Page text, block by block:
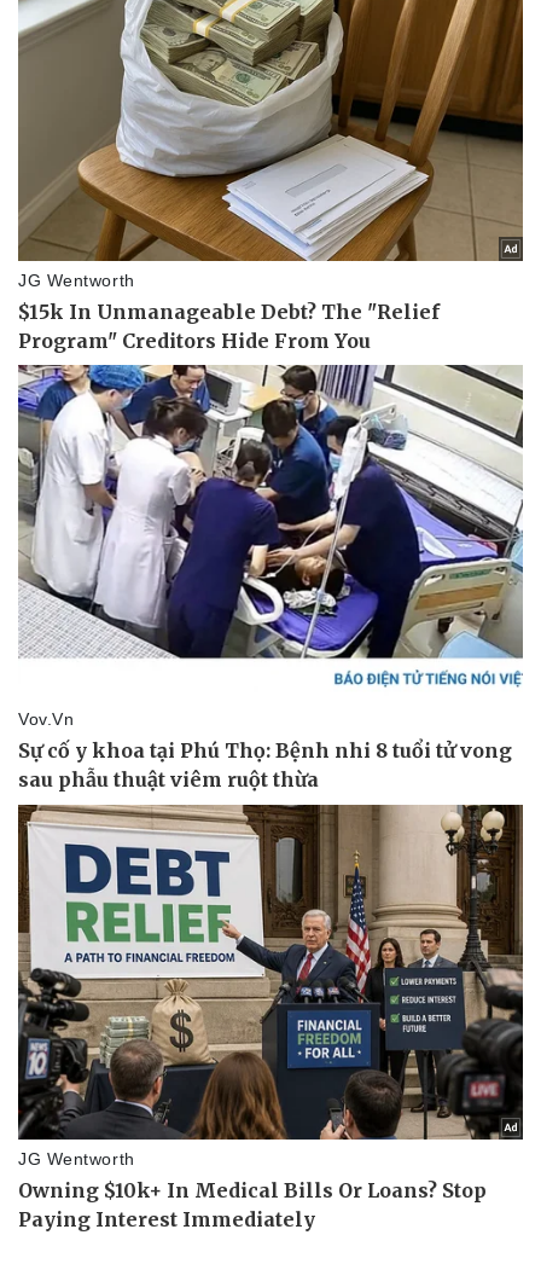
Doanh nghiệp
Thông tin doanh nghiệp
Doanh nghiệp 24h
Doanh nhân
Vì cộng đồng
Công nghệ
Tin Công nghệ
Trải nghiệm
Chuyển đổi số
Sức khỏe
Dinh dưỡng - món ngon
Cây thuốc
Sản phụ khoa
Nhi khoa
Nam khoa
Làm đẹp - giảm cân
Phòng mạch online
Ăn sạch sống khỏe
Đời sống
Nhà đẹp
Blog
Tình yêu - Gia đình